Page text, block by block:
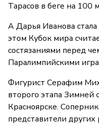
Тарасов в беге на 100
А Дарья Иванова
этом Кубок мира
состязаниями перед
Паралимпийскими
Фигурист Серафим
второго этапа Зимней
Красноярске.
представители